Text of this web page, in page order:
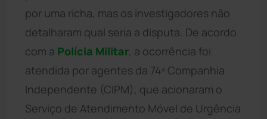
por uma richa, mas os investigadores não
detalharam qual seria a disputa. De acordo
com a Polícia Militar, a ocorrência foi
atendida por agentes da 74ª Companhia
Independente (CIPM), que acionaram o
Serviço de Atendimento Móvel de Urgência